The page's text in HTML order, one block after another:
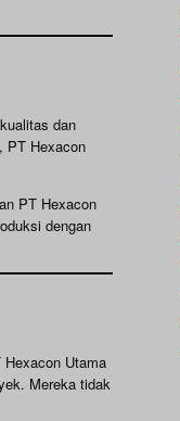
dan
, PT Hexacon
PT Hexacon
dengan
Hexacon Utama
Mereka tidak